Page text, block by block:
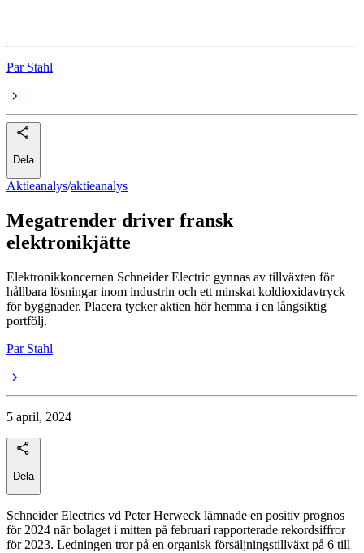
Par Stahl
Dela
Aktieanalys/aktieanalys
Megatrender driver fransk
elektronikjätte
Elektronikkoncernen Schneider Electric gynnas av tillväxten för
hållbara lösningar inom industrin och ett minskat koldioxidavtryck
för byggnader. Placera tycker aktien hör hemma i en långsiktig
portfölj.
Par Stahl
5 april, 2024
Dela
Schneider Electrics vd Peter Herweck lämnade en positiv prognos
för 2024 när bolaget i mitten på februari rapporterade rekordsiffror
för 2023. Ledningen tror på en organisk försäljningstillväxt på 6 till